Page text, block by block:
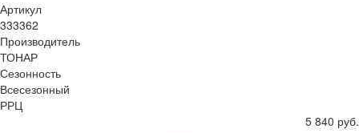
Артикул
333362
Производитель
ТОНАР
Сезонность
Всесезонный
РРЦ
5 840 руб.